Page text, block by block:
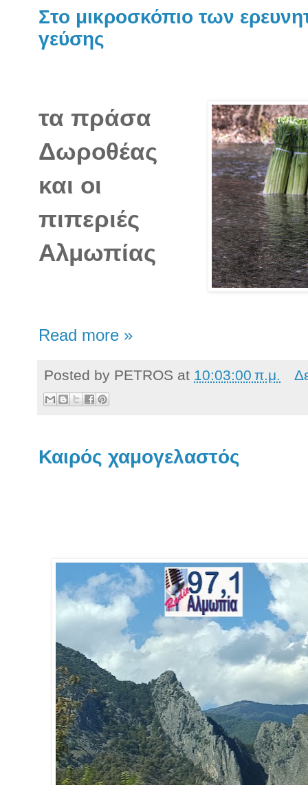
Στο μικροσκόπιο των
γεύσης
τα πράσα
Δωροθέας
και οι
πιπεριές
Αλμωπίας
Read more »
Posted by PETROS at 10:03:00 π.μ.
Καιρός χαμογελαστός